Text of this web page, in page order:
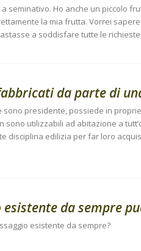
seminativo. Ho anche un piccolo
la mia frutta. Vorrei
a soddisfare tutte le
da parte di
sono presidente, possiede in
sono utilizzabili ad abitazione a
disciplina edilizia per far loro
da sempre
esistente da sempre?